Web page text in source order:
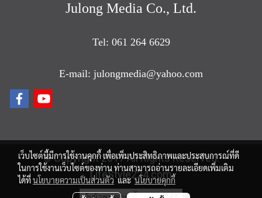
Julong Media Co., Ltd.
Tel: 061 264 6629
E-mail: julongmedia@yahoo.com
© Copyright 2017 All Rights Reserved.
LifeStyle224.com
เว็บไซต์นี้มีการใช้งานคุกกี้ เพื่อเพิ่มประสิทธิภาพและประสบการณ์ที่ดี
ในการใช้งานเว็บไซต์ของท่าน ท่านสามารถอ่านรายละเอียดเพิ่มเติม
ได้ที่นโยบายความเป็นส่วนตัวและนโยบายคุกกี้